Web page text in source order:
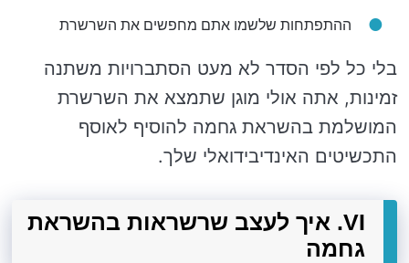
ההתפתחות שלשמו אתם מחפשים את השרשרת
בלי כל לפי הסדר לא מעט הסתברויות משתנה
זמינות, אתה אולי מוגן שתמצא את השרשרת
המושלמת בהשראת גחמה להוסיף לאוסף
התכשיטים האינדיבידואלי שלך.
VI. איך לעצב שרשראות בהשראת
גחמה